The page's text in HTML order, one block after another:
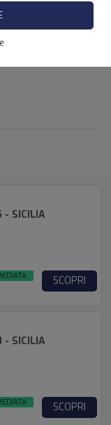
- SICILIA
SCOPRI
- SICILIA
SCOPRI